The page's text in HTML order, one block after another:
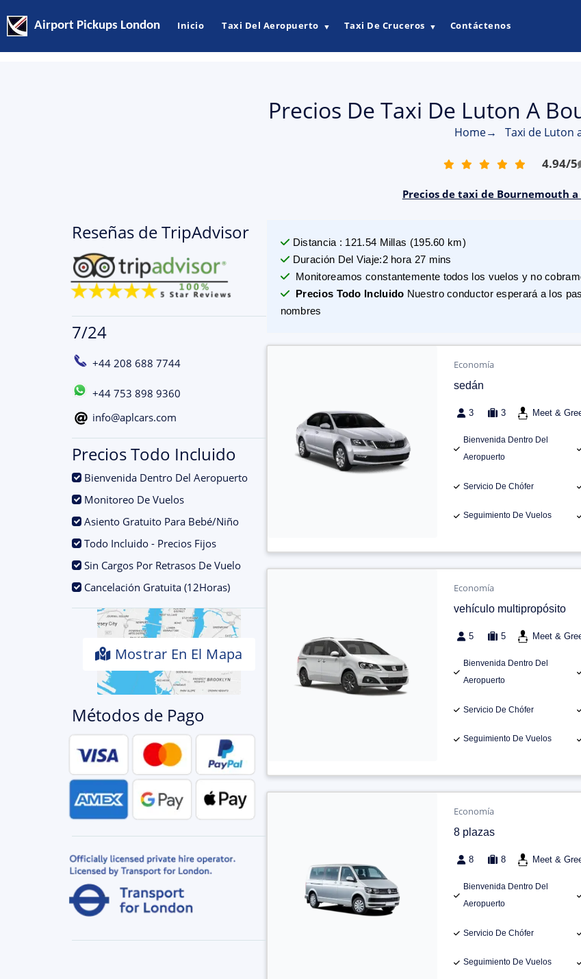
Airport Pickups London Inicio Taxi Del Aeropuerto ▼ Taxi De Cruceros ▼ Contáctenos
Reseñas de TripAdvisor
7/24
+44 208 688 7744
+44 753 898 9360
info@aplcars.com
Precios Todo Incluido
Bienvenida Dentro Del Aeropuerto
Monitoreo De Vuelos
Asiento Gratuito Para Bebé/Niño
Todo Incluido - Precios Fijos
Sin Cargos Por Retrasos De Vuelo
Cancelación Gratuita (12Horas)
Mostrar En El Mapa
Métodos de Pago
Precios De Taxi De Luton A
Home→ Taxi de Luton
4.94/5
Precios de taxi de Bournemouth
Distancia : 121.54 Millas (195.60 km)
Duración Del Viaje:2 hora 27 mins
Monitoreamos constantemente todos los vuelos y no
Precios Todo Incluido Nuestro conductor esperará a los
nombres
Economía
sedán
3 3 Meet &
Bienvenida Dentro Del
Aeropuerto
Servicio De Chófer
Seguimiento De Vuelos
Economía
vehículo multipropósito
5 5 Meet &
Bienvenida Dentro Del
Aeropuerto
Servicio De Chófer
Seguimiento De Vuelos
Economía
8 plazas
8 8 Meet &
Bienvenida Dentro Del
Aeropuerto
Servicio De Chófer
Seguimiento De Vuelos